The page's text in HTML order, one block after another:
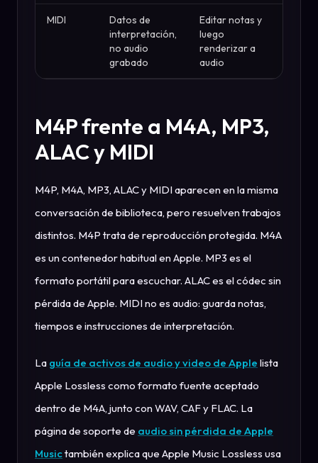
MIDI
Datos de
interpretación,
no audio
grabado
Editar notas y
luego
renderizar a
audio
M4P frente a M4A, MP3,
ALAC y MIDI
M4P, M4A, MP3, ALAC y MIDI aparecen en la misma
conversación de biblioteca, pero resuelven trabajos
distintos. M4P trata de reproducción protegida. M4A
es un contenedor habitual en Apple. MP3 es el
formato portátil para escuchar. ALAC es el códec sin
pérdida de Apple. MIDI no es audio: guarda notas,
tiempos e instrucciones de interpretación.
La guía de activos de audio y video de Apple lista
Apple Lossless como formato fuente aceptado
dentro de M4A, junto con WAV, CAF y FLAC. La
página de soporte de audio sin pérdida de Apple
Musictambién explica que Apple Music Lossless usa